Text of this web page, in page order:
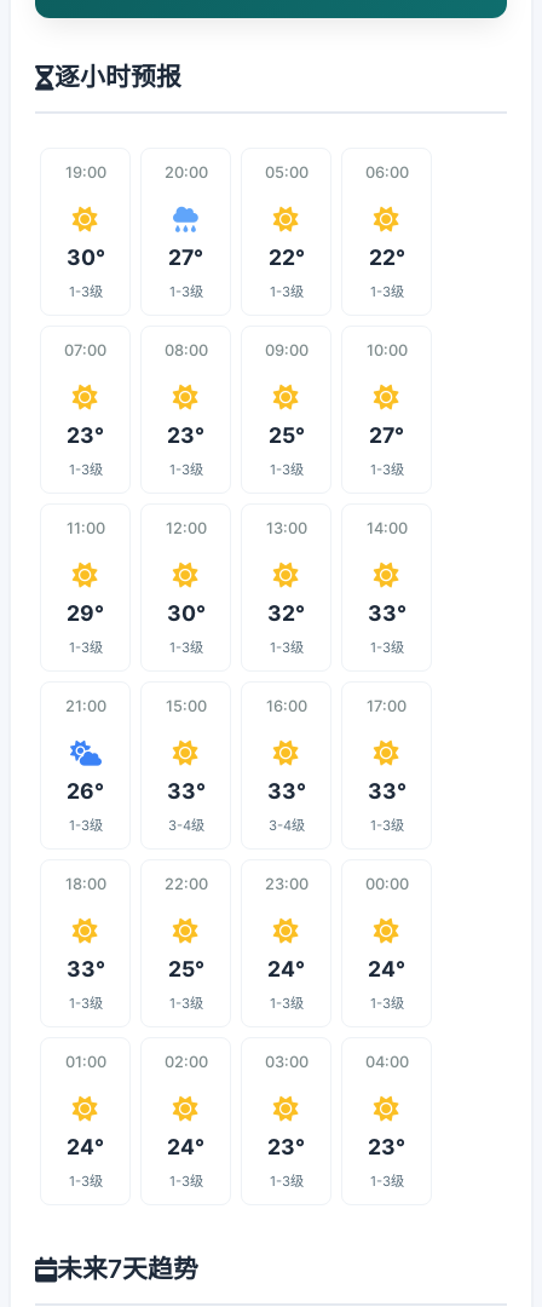
逐小时预报
19:00
30°
1-3级
20:00
27°
1-3级
05:00
22°
1-3级
06:00
22°
1-3级
07:00
23°
1-3级
08:00
23°
1-3级
09:00
25°
1-3级
10:00
27°
1-3级
11:00
29°
1-3级
12:00
30°
1-3级
13:00
32°
1-3级
14:00
33°
1-3级
21:00
26°
1-3级
15:00
33°
3-4级
16:00
33°
3-4级
17:00
33°
1-3级
18:00
33°
1-3级
22:00
25°
1-3级
23:00
24°
1-3级
00:00
24°
1-3级
01:00
24°
1-3级
02:00
24°
1-3级
03:00
23°
1-3级
04:00
23°
1-3级
未来7天趋势